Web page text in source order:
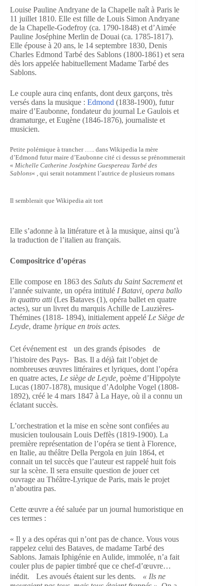
Louise Pauline Andryane de la Chapelle naît à Paris le
11 juillet 1810. Elle est fille de Louis Simon Andryane
de la Chapelle-Godefroy (ca. 1790-1848) et d’Aimée
Pauline Joséphine Merlin de Douai (ca. 1785-1817).
Elle épouse à 20 ans, le 14 septembre 1830, Denis
Charles Edmond Tarbé des Sablons (1800-1861) et sera
dès lors appelée habituellement Madame Tarbé des
Sablons.
Le couple aura cinq enfants, dont deux garçons, très
versés dans la musique : Edmond (1838-1900), futur
maire d’Eaubonne, fondateur du journal Le Gaulois et
dramaturge, et Eugène (1846-1876), journaliste et
musicien.
Petite polémique à trancher ….. dans Wikipedia la mère
d’Edmond futur maire d’Eaubonne cité ci dessus se prénommerait
« Michelle Catherine Joséphine Guespereau Tarbé des
Sablons« , qui serait notamment l’autrice de plusieurs romans
Il semblerait que Wikipedia ait tort
Elle s’adonne à la littérature et à la musique, ainsi qu’à
la traduction de l’italien au français.
Compositrice d’opéras
Elle compose en 1863 des Saluts du Saint Sacrementet
l’année suivante, un opéra intitulé I Batavi, opera ballo
in quattro atti (Les Bataves (1), opéra ballet en quatre
actes), sur un livret du marquis Achille de Lauzières-
Thémines (1818- 1894), initialement appelé Le Siège de
Leyde, drame lyrique en trois actes.
Cet événement est un des grands épisodes de
l’histoire des Pays- Bas. Il a déjà fait l’objet de
nombreuses œuvres littéraires et lyriques, dont l’opéra
en quatre actes, Le siège de Leyde, poème d’Hippolyte
Lucas (1807-1878), musique d’Adolphe Vogel (1808-
1892), créé le 4 mars 1847 à La Haye, où il a connu un
éclatant succès.
L’orchestration et la mise en scène sont confiées au
musicien toulousain Louis Deffès (1819-1900). La
première représentation de l’opéra se tient à Florence,
en Italie, au théâtre Della Pergola en juin 1864, et
connait un tel succès que l’auteur est rappelé huit fois
sur la scène. Il sera ensuite question de jouer cet
ouvrage au Théâtre-Lyrique de Paris, mais le projet
n’aboutira pas.
Cette œuvre a été saluée par un journal humoristique en
ces termes :
« Il y a des opéras qui n’ont pas de chance. Vous vous
rappelez celui des Bataves, de madame Tarbé des
Sablons. Jamais Iphigénie en Aulide, immolée, n’a fait
couler plus de papier timbré que ce chef-d’œuvre…
inédit. Les avoués étaient sur les dents. « Ils ne